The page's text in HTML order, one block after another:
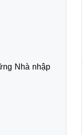
Nhà nhập